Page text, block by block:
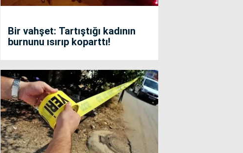
Bir vahşet: Tartıştığı kadının
burnunu ısırıp koparttı!